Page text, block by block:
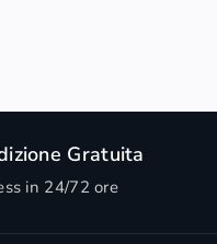
Gratuita
in 24/72 ore